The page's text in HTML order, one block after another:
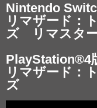
Nintendo
リマザード：
ズ リマスタ
PlayStation®4
リマザード：
ズ